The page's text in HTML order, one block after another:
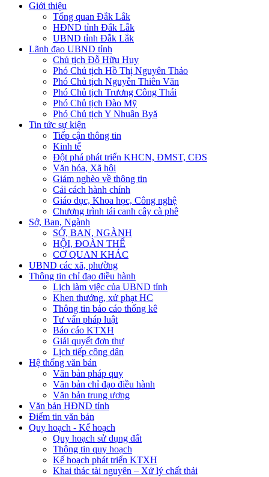
Giới thiệu
Tổng quan Đắk Lắk
HĐND tỉnh Đắk Lắk
UBND tỉnh Đắk Lắk
Lãnh đạo UBND tỉnh
Chủ tịch Đỗ Hữu Huy
Phó Chủ tịch Hồ Thị Nguyên Thảo
Phó Chủ tịch Nguyễn Thiên Văn
Phó Chủ tịch Trương Công Thái
Phó Chủ tịch Đào Mỹ
Phó Chủ tịch Y Nhuân Byă
Tin tức sự kiện
Tiếp cận thông tin
Kinh tế
Đột phá phát triển KHCN, ĐMST, CĐS
Văn hóa, Xã hội
Giảm nghèo về thông tin
Cải cách hành chính
Giáo dục, Khoa học, Công nghệ
Chương trình tái canh cây cà phê
Sở, Ban, Ngành
SỞ, BAN, NGÀNH
HỘI, ĐOÀN THỂ
CƠ QUAN KHÁC
UBND các xã, phường
Thông tin chỉ đạo điều hành
Lịch làm việc của UBND tỉnh
Khen thưởng, xử phạt HC
Thông tin báo cáo thống kê
Tư vấn pháp luật
Báo cáo KTXH
Giải quyết đơn thư
Lịch tiếp công dân
Hệ thống văn bản
Văn bản pháp quy
Văn bản chỉ đạo điều hành
Văn bản trung ương
Văn bản HĐND tỉnh
Điểm tin văn bản
Quy hoạch - Kế hoạch
Quy hoạch sử dụng đất
Thông tin quy hoạch
Kế hoạch phát triển KTXH
Khai thác tài nguyên – Xử lý chất thải